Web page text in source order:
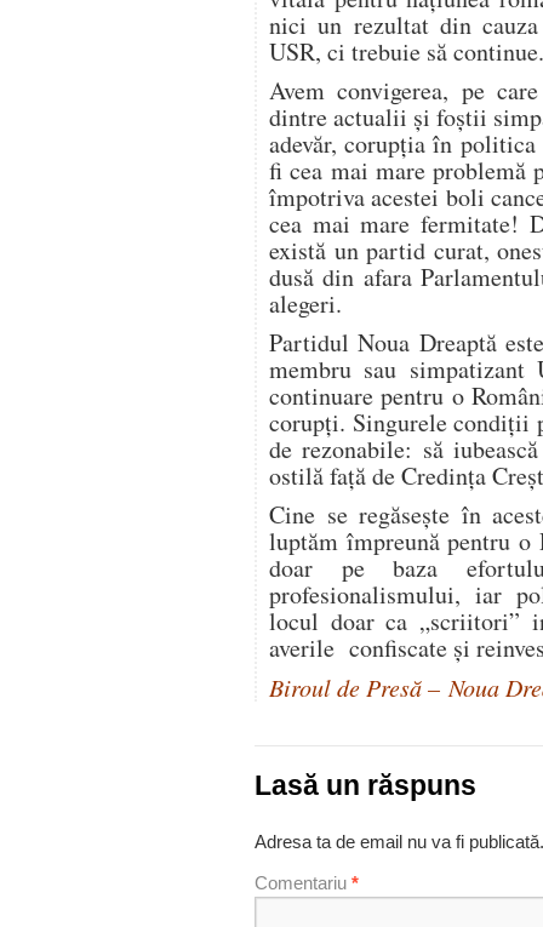
nici un rezultat din
USR, ci trebuie să continue.
Avem convigerea, pe
dintre actualii şi foştii
adevăr, corupţia în politica
fi cea mai mare problemă
împotriva acestei boli
cea mai mare fermitate!
există un partid curat,
dusă din afara
alegeri.
Partidul Noua Dreaptă
membru sau simpatizant
continuare pentru o
corupţi. Singurele condiţii
de rezonabile: să
ostilă faţă de Credinţa
Cine se regăseşte în
luptăm împreună pentru o
doar pe baza
profesionalismului, iar
locul doar ca „scriitori”
averile confiscate şi
Biroul de Presă – Noua
Lasă un răspuns
Adresa ta de email nu va fi publicată.
Comentariu *